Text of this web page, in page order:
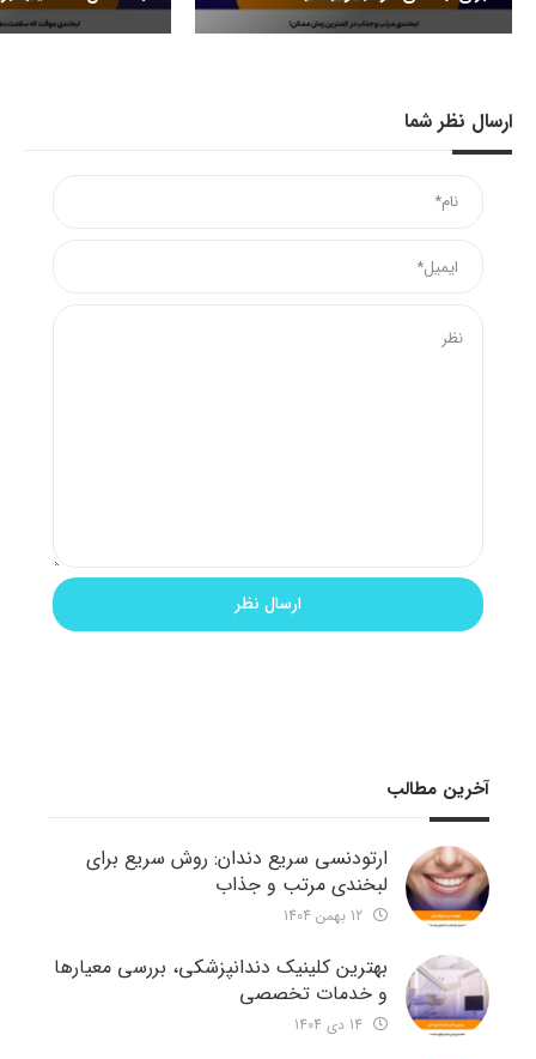
ارسال نظر شما
آخرین مطالب
ارتودنسی سریع دندان: روش سریع برای
لبخندی مرتب و جذاب
بهترین کلینیک دندانپزشکی، بررسی معیارها
و خدمات تخصصی